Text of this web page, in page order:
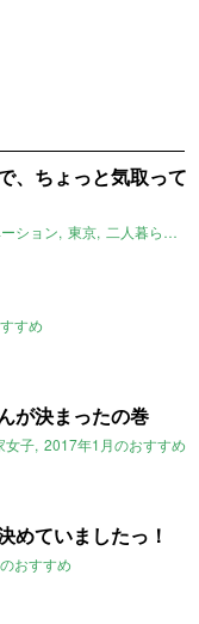
、ちょっと気取って
ション 東京 二人暮らし
すめ
が決まったの巻
女子 2017年1月のおすすめ
めていましたっ！
おすすめ